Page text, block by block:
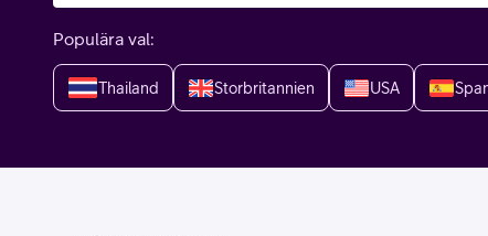
Begagnade mobiltelefoner
Billiga mobiltelefoner
Populära val:
Thailand Storbritannien USA